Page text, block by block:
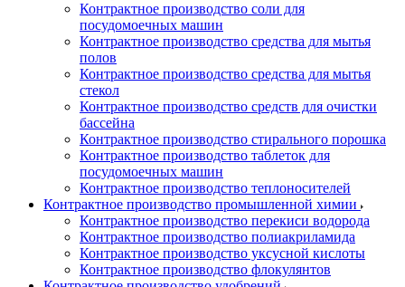
Контрактное производство соли для
посудомоечных машин
Контрактное производство средства для мытья
полов
Контрактное производство средства для мытья
стекол
Контрактное производство средств для очистки
бассейна
Контрактное производство стирального порошка
Контрактное производство таблеток для
посудомоечных машин
Контрактное производство теплоносителей
Контрактное производство промышленной химии
Контрактное производство перекиси водорода
Контрактное производство полиакриламида
Контрактное производство уксусной кислоты
Контрактное производство флокулянтов